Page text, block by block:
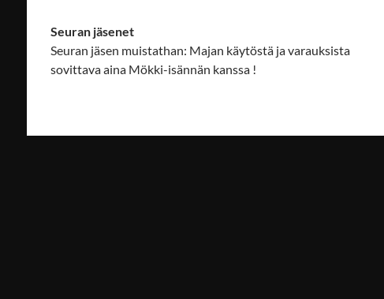
Seuran jäsenet
Seuran jäsen muistathan: Majan käytöstä ja varauksista
sovittava aina Mökki-isännän kanssa !